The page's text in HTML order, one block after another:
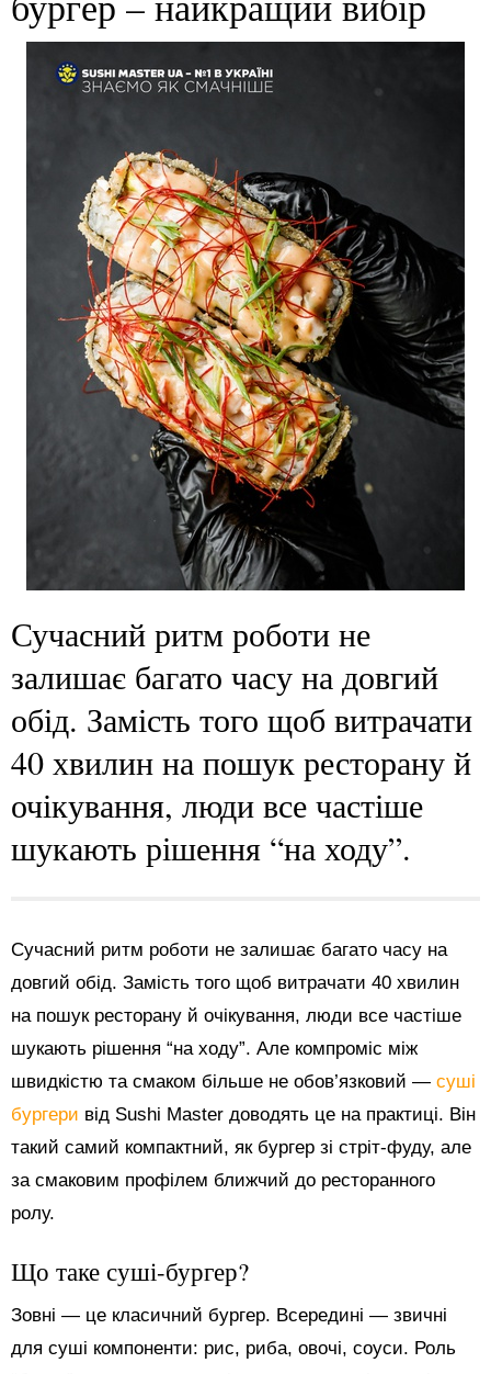
Сучасний ритм роботи не
залишає багато часу на довгий
обід. Замість того щоб витрачати
40 хвилин на пошук ресторану й
очікування, люди все частіше
шукають рішення “на ходу”.
Сучасний ритм роботи не залишає багато часу на
довгий обід. Замість того щоб витрачати 40 хвилин
на пошук ресторану й очікування, люди все частіше
шукають рішення “на ходу”. Але компроміс між
швидкістю та смаком більше не обов’язковий — суші
бургери від Sushi Master доводять це на практиці. Він
такий самий компактний, як бургер зі стріт-фуду, але
за смаковим профілем ближчий до ресторанного
ролу.
Що таке суші-бургер?
Зовні — це класичний бургер. Всередині — звичні
для суші компоненти: рис, риба, овочі, соуси. Роль